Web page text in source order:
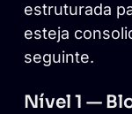
estruturada
esteja
seguinte.
Nível 1 —